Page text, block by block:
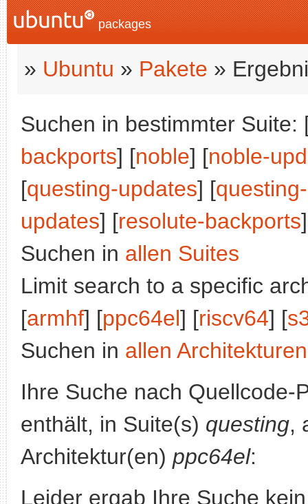
packages
» Ubuntu » Pakete »
Suchen in bestimmter Suite:
backports] [noble] [noble-
[questing-updates] [
updates] [resolute-backports
Suchen in allen Suites
Limit search to a specific
[armhf] [ppc64el] [riscv64] [
Suchen in allen Architekturen
Ihre Suche nach
enthält, in Suite(s) questing,
Architektur(en) ppc64el:
Leider ergab Ihre Suche